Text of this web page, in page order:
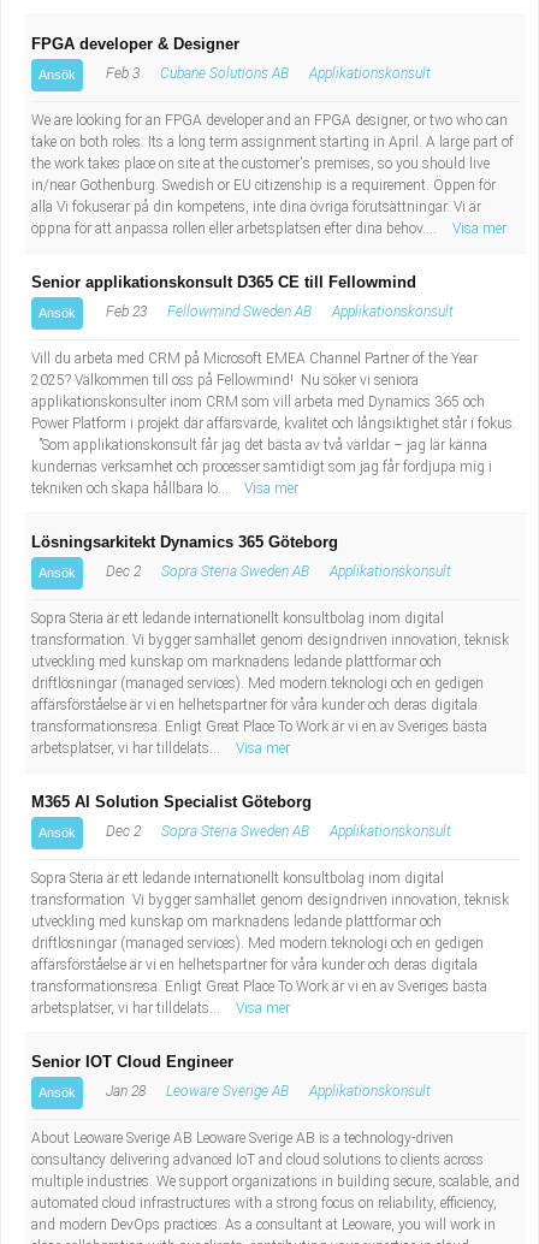
FPGA developer & Designer
Ansök Feb 3 Cubane Solutions AB Applikationskonsult
We are looking for an FPGA developer and an FPGA designer, or two who can
take on both roles. Its a long term assignment starting in April. A large part of
the work takes place on site at the customer's premises, so you should live
in/near Gothenburg. Swedish or EU citizenship is a requirement. Öppen för
alla Vi fokuserar på din kompetens, inte dina övriga förutsättningar. Vi är
öppna för att anpassa rollen eller arbetsplatsen efter dina behov....
Visa mer
Senior applikationskonsult D365 CE till Fellowmind
Ansök Feb 23 Fellowmind Sweden AB Applikationskonsult
Vill du arbeta med CRM på Microsoft EMEA Channel Partner of the Year
2025? Välkommen till oss på Fellowmind! Nu söker vi seniora
applikationskonsulter inom CRM som vill arbeta med Dynamics 365 och
Power Platform i projekt där affärsvärde, kvalitet och långsiktighet står i fokus.
”Som applikationskonsult får jag det bästa av två världar – jag lär känna
kundernas verksamhet och processer samtidigt som jag får fördjupa mig i
tekniken och skapa hållbara lö...
Visa mer
Lösningsarkitekt Dynamics 365 Göteborg
Ansök Dec 2 Sopra Steria Sweden AB Applikationskonsult
Sopra Steria är ett ledande internationellt konsultbolag inom digital
transformation. Vi bygger samhället genom designdriven innovation, teknisk
utveckling med kunskap om marknadens ledande plattformar och
driftlösningar (managed services). Med modern teknologi och en gedigen
affärsförståelse är vi en helhetspartner för våra kunder och deras digitala
transformationsresa. Enligt Great Place To Work är vi en av Sveriges bästa
arbetsplatser, vi har tilldelats...
Visa mer
M365 AI Solution Specialist Göteborg
Ansök Dec 2 Sopra Steria Sweden AB Applikationskonsult
Sopra Steria är ett ledande internationellt konsultbolag inom digital
transformation. Vi bygger samhället genom designdriven innovation, teknisk
utveckling med kunskap om marknadens ledande plattformar och
driftlösningar (managed services). Med modern teknologi och en gedigen
affärsförståelse är vi en helhetspartner för våra kunder och deras digitala
transformationsresa. Enligt Great Place To Work är vi en av Sveriges bästa
arbetsplatser, vi har tilldelats...
Visa mer
Senior IOT Cloud Engineer
Ansök Jan 28 Leoware Sverige AB Applikationskonsult
About Leoware Sverige AB Leoware Sverige AB is a technology-driven
consultancy delivering advanced IoT and cloud solutions to clients across
multiple industries. We support organizations in building secure, scalable, and
automated cloud infrastructures with a strong focus on reliability, efficiency,
and modern DevOps practices. As a consultant at Leoware, you will work in